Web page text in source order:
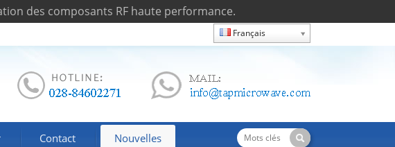
des composants RF haute performance.
Français
Contact Nouvelles